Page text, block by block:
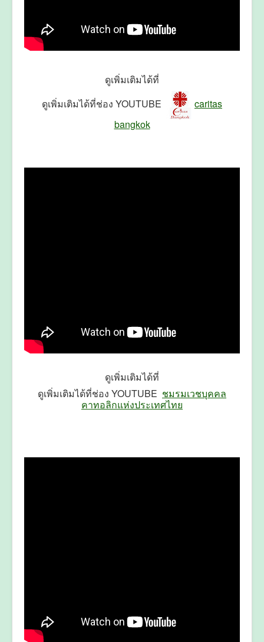
ดูเพิ่มเติมได้ที่
ดูเพิ่มเติมได้ที่ช่อง YOUTUBE
caritas
bangkok
ดูเพิ่มเติมได้ที่
ดูเพิ่มเติมได้ที่ช่อง YOUTUBE ชมรมเวชบุคคล
คาทอลิกแห่งประเทศไทย